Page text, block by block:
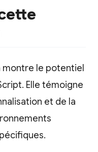
le potentiel
Elle témoigne
et de la